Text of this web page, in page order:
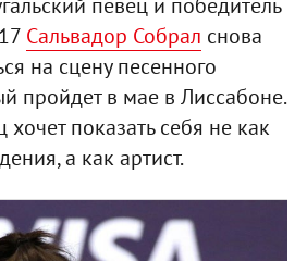
Сальвадор Собрал снова
на сцену песенного
пройдет в мае в Лиссабоне.
хочет показать себя не как
а как артист.